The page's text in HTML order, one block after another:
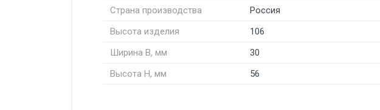
Страна производства
Россия
Высота изделия
106
Ширина В, мм
30
Высота H, мм
56